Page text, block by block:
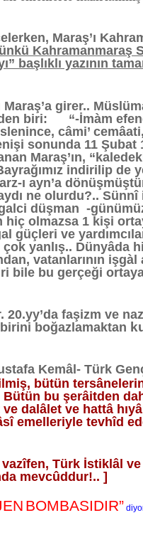
Maraş’ı
Kahramanmaraş
başlıklı yazının
girer..
biri: “-İmàm
câmi’
sonunda 11 Şubat
Maraş’ın,
indirilip de
ı ayn’a
ne olurdu?..
düşman -
olmazsa 1 kişi
ve
yanlış.. Dünyâda
vatanlarının işgàl
bile bu gerçeği
20.yy’da faşizm ve
boğazlamaktan
Kemâl- Türk
bütün
bu şerâitden
dalâlet ve hattâ
emelleriyle tevhîd
Türk İstiklâl
mevcûddur!.. ]
BOMBASIDIR”